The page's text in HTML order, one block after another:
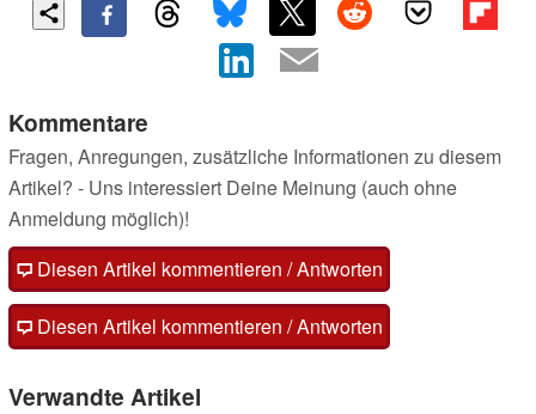
Kommentare
Fragen, Anregungen, zusätzliche Informationen zu diesem
Artikel? - Uns interessiert Deine Meinung (auch ohne
Anmeldung möglich)!
Diesen Artikel kommentieren / Antworten
Diesen Artikel kommentieren / Antworten
Verwandte Artikel